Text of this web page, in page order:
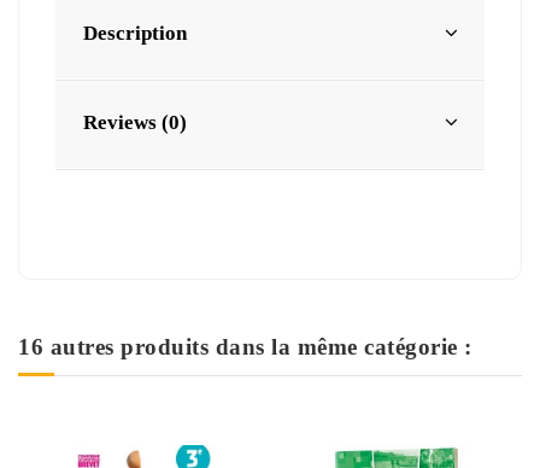
Description
Reviews (0)
16 autres produits dans la même catégorie :